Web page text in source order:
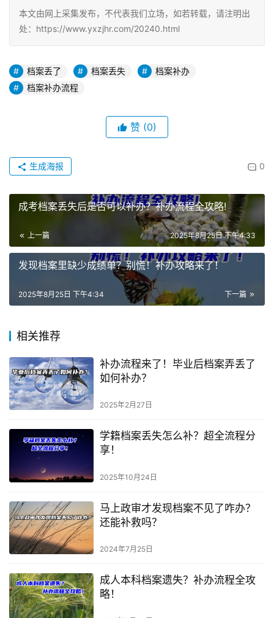
本文由网上采集发布，不代表我们立场，如若转载，请注明出
处：https://www.yxzjhr.com/20240.html
档案丢了 档案丢失
档案补办
档案补办流程
赞 (0)
0
生成海报
成考档案丢失后是否可以补办？补办流程全攻略!
上一篇 2025年8月25日 下午4:33
发现档案里缺少成绩单？别慌！补办攻略来了！
下一篇
2025年8月25日 下午4:34
相关推荐
补办流程来了！毕业后档案弄丢了
如何补办？
2025年2月27日
学籍档案丢失怎么补？超全流程分
享！
2025年10月24日
马上政审才发现档案不见了咋办？
还能补救吗？
2024年7月25日
成人本科档案遗失？补办流程全攻
略！